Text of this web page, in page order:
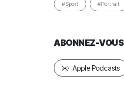
#Sport #Portrait
ABONNEZ-VOUS
Apple Podcasts